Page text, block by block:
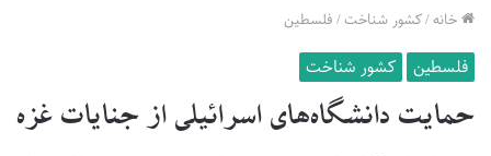
خانه/کشور شناخت/فلسطین
فلسطین کشور شناخت
حمایت دانشگاه‌های اسرائیلی از جنایات غزه